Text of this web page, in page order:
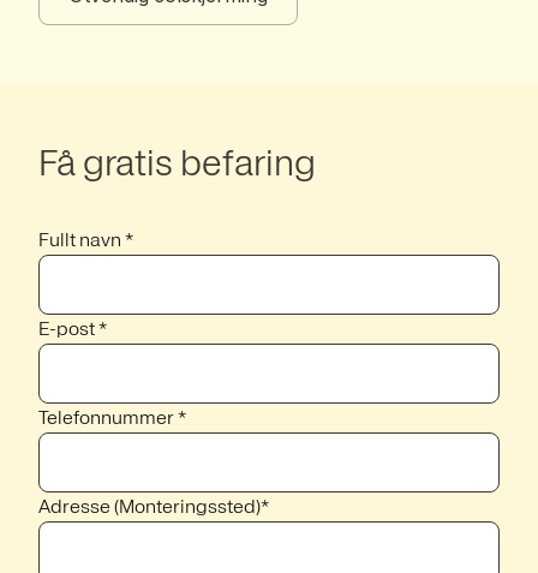
Få gratis befaring
Fullt navn *
E-post *
Telefonnummer *
Adresse (Monteringssted)*